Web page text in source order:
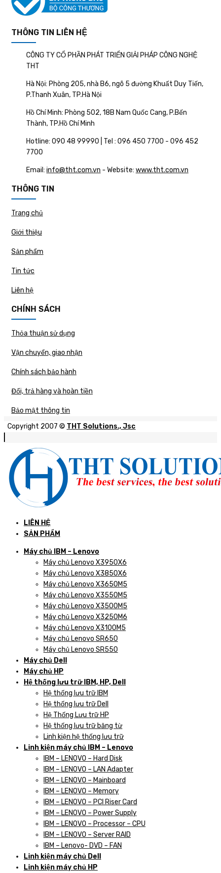
THÔNG TIN LIÊN HỆ
CÔNG TY CỔ PHẦN PHÁT TRIỂN GIẢI PHÁP CÔNG NGHỆ
THT
Hà Nội: Phòng 205, nhà B6, ngõ 5 đường Khuất Duy Tiến,
P.Thanh Xuân, TP.Hà Nội
Hồ Chí Minh: Phòng 502, 18B Nam Quốc Cang, P.Bến
Thành, TP.Hồ Chí Minh
Hotline: 090 48 99990 | Tel : 096 450 7700 - 096 452
7700
Email: info@tht.com.vn - Website: www.tht.com.vn
THÔNG TIN
Trang chủ
Giới thiệu
Sản phẩm
Tin tức
Liên hệ
CHÍNH SÁCH
Thỏa thuận sử dụng
Vận chuyển, giao nhận
Chính sách bảo hành
Đổi, trả hàng và hoàn tiền
Bảo mật thông tin
Copyright 2007 © THT Solutions., Jsc
LIÊN HỆ
SẢN PHẨM
Máy chủ IBM – Lenovo
Máy chủ Lenovo X3950X6
Máy chủ Lenovo X3850X6
Máy chủ Lenovo X3650M5
Máy chủ Lenovo X3550M5
Máy chủ Lenovo X3500M5
Máy chủ Lenovo X3250M6
Máy chủ Lenovo X3100M5
Máy chủ Lenovo SR650
Máy chủ Lenovo SR550
Máy chủ Dell
Máy chủ HP
Hệ thống lưu trữ IBM, HP, Dell
Hệ thống lưu trữ IBM
Hệ thống lưu trữ Dell
Hệ Thống Lưu trữ HP
Hệ thống lưu trữ băng từ
Linh kiện hệ thống lưu trữ
Linh kiện máy chủ IBM – Lenovo
IBM – LENOVO – Hard Disk
IBM – LENOVO – LAN Adapter
IBM – LENOVO – Mainboard
IBM – LENOVO – Memory
IBM – LENOVO – PCI Riser Card
IBM – LENOVO – Power Supply
IBM – LENOVO – Processor – CPU
IBM – LENOVO – Server RAID
IBM – Lenovo- DVD – FAN
Linh kiện máy chủ Dell
Linh kiện máy chủ HP